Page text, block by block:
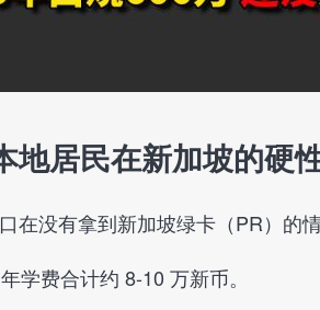
地居民在新加坡的硬
在没有拿到新加坡绿卡（PR）的
学费合计约 8-10 万新币。